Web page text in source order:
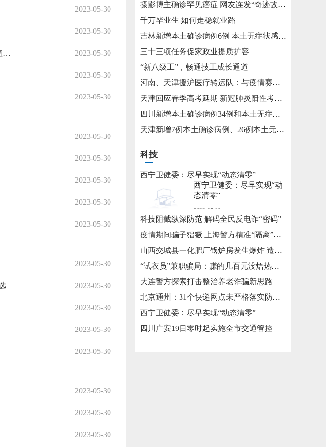
2023-05-30
2023-05-30
世界速看：紫光股份控股新华三7年净利增13.2倍 拟定增120亿全控标的整体估值达503亿 2023-05-30
2023-05-30
2023-05-30
2023-05-30
2023-05-30
2023-05-30
2023-05-30
2023-05-30
2023-05-30
2023-05-30
2023-05-30
2023-05-30
2023-05-30
2023-05-30
2023-05-30
2023-05-30
摄影博主确诊罕见癌症 网友连发“奇迹故事”不允许他躺平
千万毕业生 如何走稳就业路
吉林新增本土确诊病例6例 本土无症状感染者15例
三十三项任务促家政业提质扩容
“新八级工”，畅通技工成长通道
河南、天津援沪医疗转运队：与疫情赛跑 为生命护航
天津回应春季高考延期 新冠肺炎阳性考生将在医院考试
四川新增本土确诊病例34例和本土无症状感染者115例
天津新增7例本土确诊病例、26例本土无症状感染者
科技
西宁卫健委：尽早实现“动态清零”
西宁卫健委：尽早实现“动
态清零”
2022-05-20
科技阻截纵深防范 解码全民反电诈“密码”
疫情期间骗子猖獗 上海警方精准“隔离”涉疫类诈骗
山西交城县一化肥厂锅炉房发生爆炸 造成3死2伤
“试衣员”兼职骗局：赚的几百元没焐热就被骗走几万元
大连警方探索打击整治养老诈骗新思路
北京通州：31个快递网点未严格落实防疫措施被责令整改
西宁卫健委：尽早实现“动态清零”
四川广安19日零时起实施全市交通管控